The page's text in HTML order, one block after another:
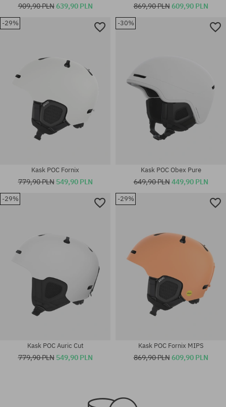
909,90 PLN639,90 PLN 869,90 PLN609,90 PLN
-29%
Kask POC Fornix
779,90 PLN 549,90 PLN
-30%
XL-XXL
Kask POC Obex Pure
649,90 PLN449,90 PLN
-29%
Kask POC Auric Cut
779,90 PLN 549,90 PLN
-29%
Kask POC Fornix MIPS
869,90 PLN609,90 PLN